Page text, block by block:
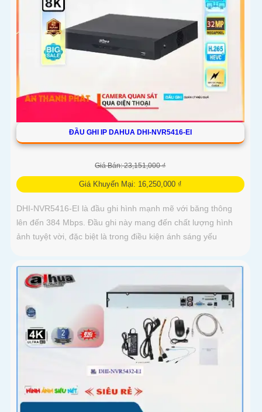
ĐẦU GHI IP DAHUA DHI-NVR5416-EI
Giá Bán: 23,151,000 ₫
Giá Khuyến Mại: 16,250,000 ₫
DHI-NVR5416-EI là đầu ghi hình mạnh mẽ với băng thông
lên đến 384 Mbps. Đầu ghi này mang đến chất lượng hình
ảnh tuyệt vời, đặc biệt là trong điều kiện ánh sáng yếu